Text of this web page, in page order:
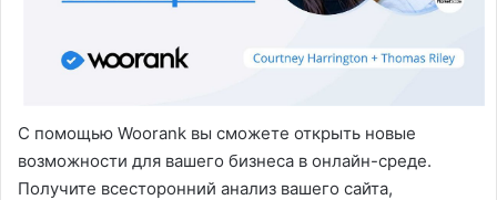
С помощью Woorank вы сможете открыть новые
возможности для вашего бизнеса в онлайн-среде.
Получите всесторонний анализ вашего сайта,